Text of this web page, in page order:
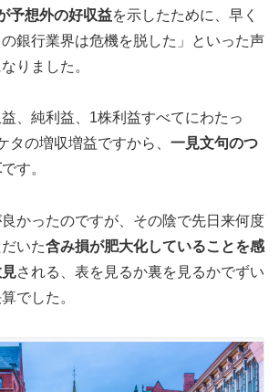
予想外の好収益を示したために、早く
銀行業界は危機を脱した」といった声
りました。
、純利益、1株利益すべてにわたっ
タの増収増益ですから、 一見文句のつ
です。
かったのですが、その陰で先日来何度
いた含み損が肥大化していることを感
される、表を見るか裏を見るかでずい
でした。